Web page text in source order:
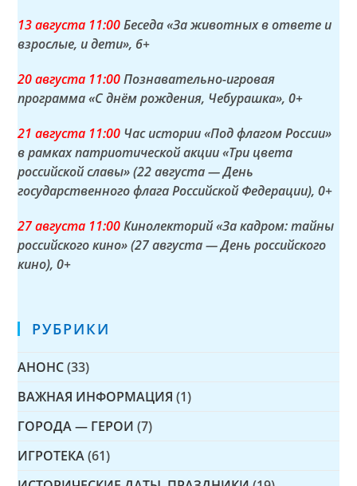
13 августа 11:00Беседа «За животных в ответе и
взрослые, и дети», 6+
20 августа 11:00Познавательно-игровая
программа «С днём рождения, Чебурашка», 0+
21 августа 11:00 Час истории «Под флагом России»
в рамках патриотической акции «Три цвета
российской славы» (22 августа — День
государственного флага Российской Федерации), 0+
27 августа 11:00Кинолекторий «За кадром: тайны
российского кино» (27 августа — День российского
кино), 0+
РУБРИКИ
АНОНС (33)
ВАЖНАЯ ИНФОРМАЦИЯ (1)
ГОРОДА — ГЕРОИ (7)
ИГРОТЕКА (61)